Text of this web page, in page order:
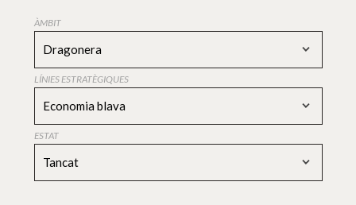
ÀMBIT
Dragonera
LÍNIES ESTRATÈGIQUES
Economia blava
ESTAT
Tancat